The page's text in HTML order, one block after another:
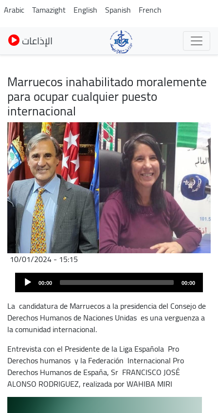
Pasar
al
contenido
principal
Arabic Tamazight English Spanish French
الإذاعات
Marruecos inahabilitado moralemente
para ocupar cualquier puesto
internacional
Imagen
10/01/2024 - 15:15
Archivo
audio
Audio
Player 00:00 00:00
La candidatura de Marruecos a la presidencia del Consejo de
Derechos Humanos de Naciones Unidas es una verguenza a
la comunidad internacional.
Entrevista con el Presidente de la Liga Española Pro
Derechos humanos y la Federación Internacional Pro
Derechos Humanos de España, Sr FRANCISCO JOSÉ
ALONSO RODRIGUEZ, realizada por WAHIBA MIRI